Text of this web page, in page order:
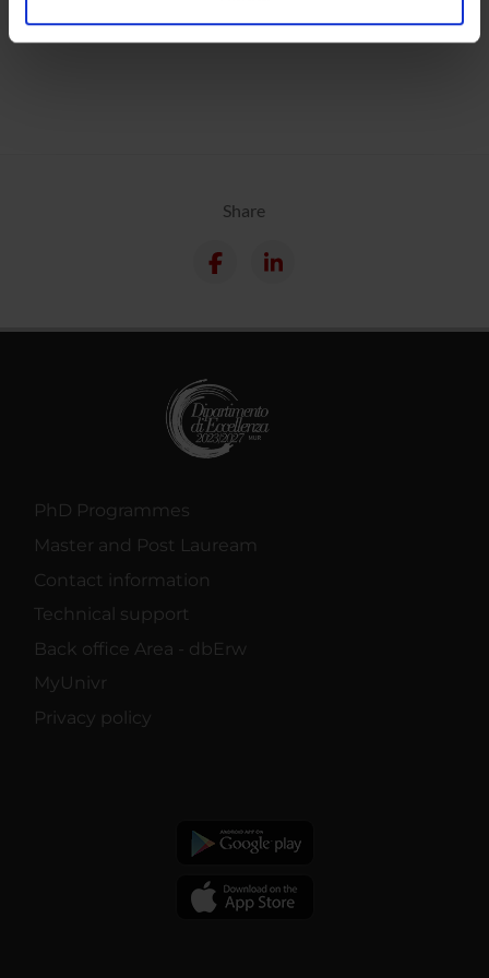
analizzare il nostro traffico. Condividiamo inoltre
Calendar
Share
PhD Programmes
Master and Post Lauream
Contact information
Technical support
Back office Area - dbErw
MyUnivr
Privacy policy